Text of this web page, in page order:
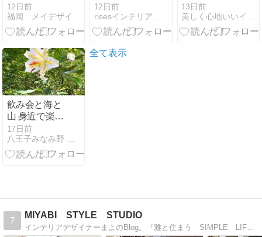
ニングを作る!
本物の素材、
眺望を活かす
12日前
やく叶えた、
自分らしい住
まい。
12日前
したい2つの
こと
13日前
飲み会と海と
山 身近で楽し
んだ連休の話
17日前
全て表示
7
MIYABI STYLE STUDIO
インテリアデザイナーまよのBlog。『雅と住まう SIMPLE LIFE』をコンセプトに、東京・神奈川を中心にお仕事をしています。2児の母。